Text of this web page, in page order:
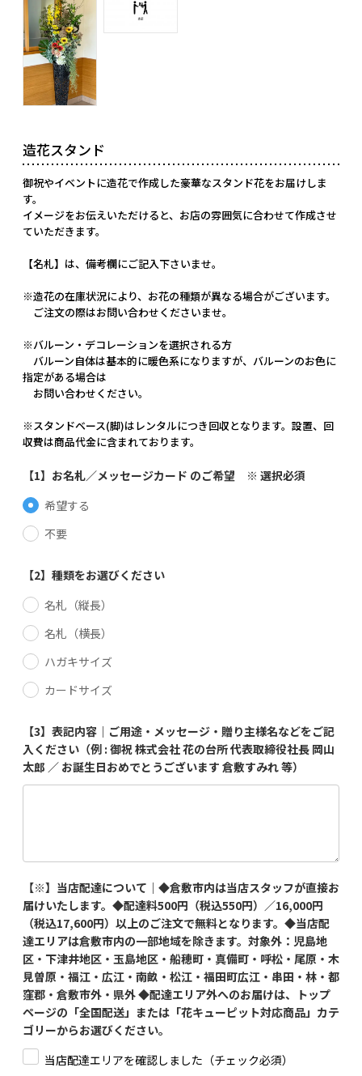
造花スタンド
御祝やイベントに造花で作成した豪華なスタンド花をお届けしま
す。
イメージをお伝えいただけると、お店の雰囲気に合わせて作成させ
ていただきます。
【名札】は、備考欄にご記入下さいませ。
※造花の在庫状況により、お花の種類が異なる場合がございます。
ご注文の際はお問い合わせくださいませ。
※バルーン・デコレーションを選択される方
バルーン自体は基本的に暖色系になりますが、バルーンのお色に
指定がある場合は
お問い合わせください。
※スタンドベース(脚)はレンタルにつき回収となります。設置、回
収費は商品代金に含まれております。
【1】お名札／メッセージカード のご希望 ※ 選択必須
希望する
不要
【2】種類をお選びください
名札（縦長）
名札（横長）
ハガキサイズ
カードサイズ
【3】表記内容｜ご用途・メッセージ・贈り主様名などをご記
入ください（例 : 御祝 株式会社 花の台所 代表取締役社長 岡山
太郎 ／ お誕生日おめでとうございます 倉敷すみれ 等）
【※】当店配達について｜◆倉敷市内は当店スタッフが直接お
届けいたします。◆配達料500円（税込550円）／16,000円
（税込17,600円）以上のご注文で無料となります。◆当店配
達エリアは倉敷市内の一部地域を除きます。対象外：児島地
区・下津井地区・玉島地区・船穂町・真備町・呼松・尾原・木
見曽原・福江・広江・南畝・松江・福田町広江・串田・林・都
窪郡・倉敷市外・県外 ◆配達エリア外へのお届けは、トップ
ページの「全国配送」または「花キューピット対応商品」カテ
ゴリーからお選びください。
当店配達エリアを確認しました（チェック必須）